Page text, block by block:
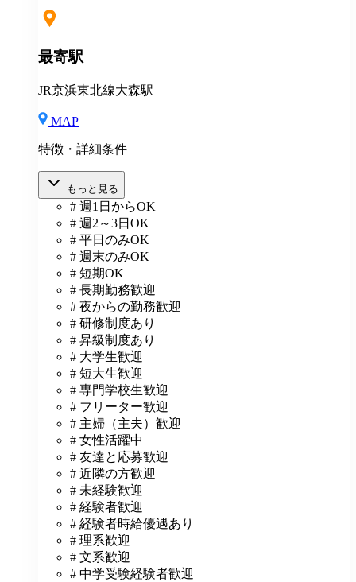
最寄駅
JR京浜東北線大森駅
MAP
特徴・詳細条件
もっと見る
# 週1日からOK
# 週2～3日OK
# 平日のみOK
# 週末のみOK
# 短期OK
# 長期勤務歓迎
# 夜からの勤務歓迎
# 研修制度あり
# 昇級制度あり
# 大学生歓迎
# 短大生歓迎
# 専門学校生歓迎
# フリーター歓迎
# 主婦（主夫）歓迎
# 女性活躍中
# 友達と応募歓迎
# 近隣の方歓迎
# 未経験歓迎
# 経験者歓迎
# 経験者時給優遇あり
# 理系歓迎
# 文系歓迎
# 中学受験経験者歓迎